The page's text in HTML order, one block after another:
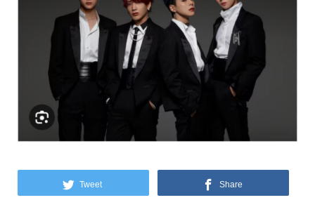
Tweet Share